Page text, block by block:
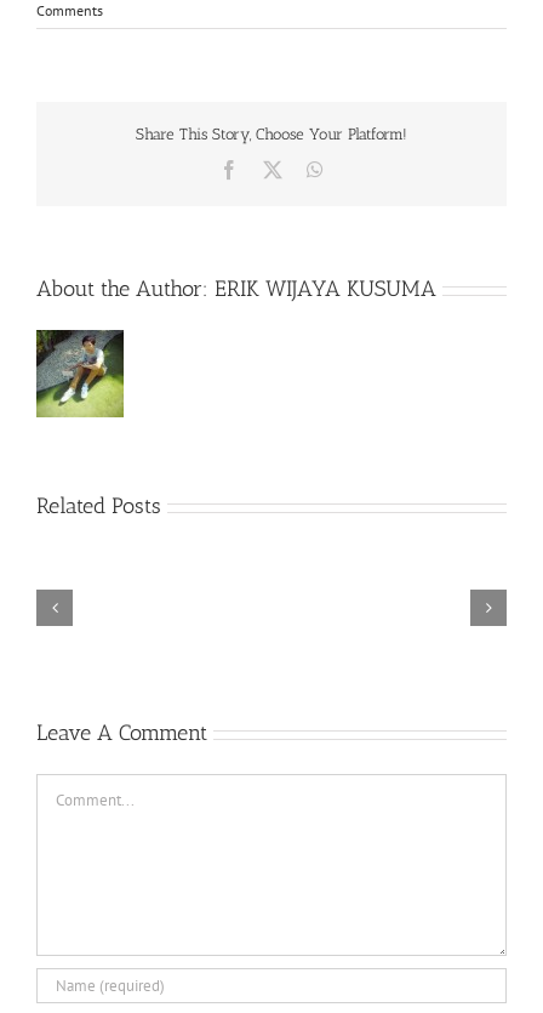
Comments
Share This Story, Choose Your Platform!
Facebook
About the Author: ERIK WIJAYA KUSUMA
Related Posts
Six
TORINTO-DARKZER0